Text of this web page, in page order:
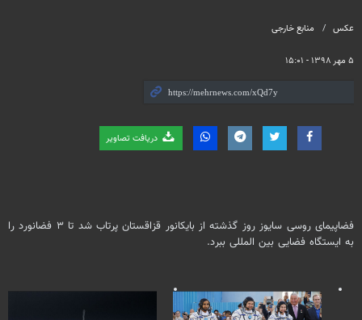
عکس منابع خارجی
۵ مهر ۱۳۹۸ - ۱۵:۰۱
دریافت تصاویر
فضاپیمای روسی سایوز روز گذشته از بایکانور قزاقستان پرتاب شد تا ۳ فضانورد را
به ایستگاه فضایی بین المللی ببرد.